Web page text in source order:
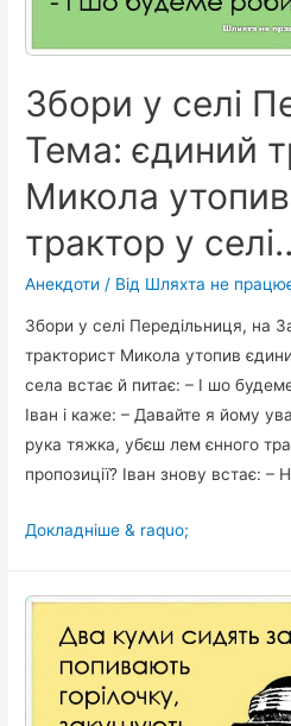
Збори у селі
Тема: єдиний
Микола
трактор у
Анекдоти / Від Шляхта не
Збори у селі Передільниця, на
тракторист Микола утопив
села встає й питає: – І шо
Іван і каже: – Давайте я йому
рука тяжка, убєш лем єнного
пропозиції? Іван знову встає: –
Збори
Тема:
єдиний
тракторист
Докладніше & raquo;